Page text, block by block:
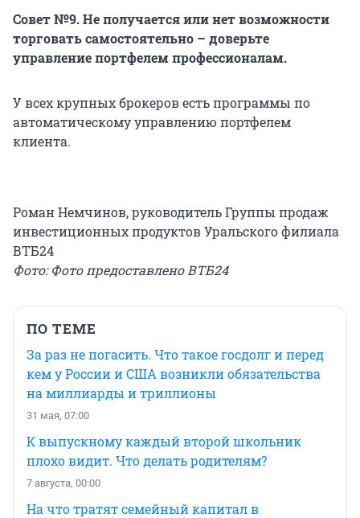
Совет №9. Не получается или нет возможности
торговать самостоятельно – доверьте
управление портфелем профессионалам.
У всех крупных брокеров есть программы по
автоматическому управлению портфелем
клиента.
Роман Немчинов, руководитель Группы продаж
инвестиционных продуктов Уральского филиала
ВТБ24
Фото: Фото предоставлено ВТБ24
ПО ТЕМЕ
За раз не погасить. Что такое госдолг и перед
кем у России и США возникли обязательства
на миллиарды и триллионы
31 мая, 07:00
К выпускному каждый второй школьник
плохо видит. Что делать родителям?
7 августа, 00:00
На что тратят семейный капитал в